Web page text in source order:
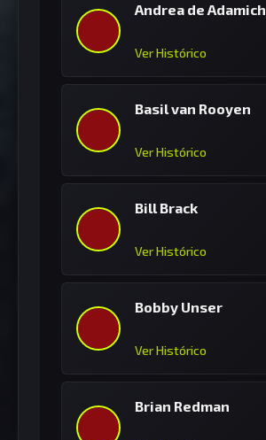
Andrea de Adamich
Ver Histórico
Basil van Rooyen
Ver Histórico
Bill Brack
Ver Histórico
Bobby Unser
Ver Histórico
Brian Redman